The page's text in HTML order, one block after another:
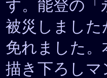
す。能登の「
被災しました
免れました
描き下ろしマ